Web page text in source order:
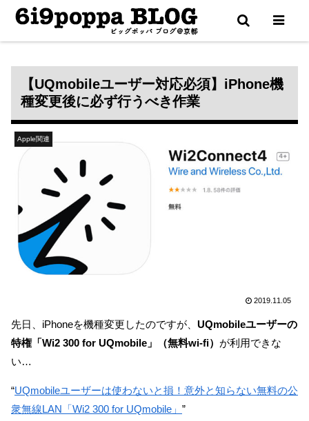
更新通知は X（Twitter） で配信中
【UQmobileユーザー対応必須】iPhone機
種変更後に必ず行うべき作業
Apple関連
2019.11.05
先日、iPhoneを機種変更したのですが、 UQmobileユーザーの
特権「Wi2 300 for UQmobile」（無料wi-fi） が利用できな
い…
“UQmobileユーザーは使わないと損！意外と知らない無料の公
衆無線LAN「Wi2 300 for UQmobile」 ”